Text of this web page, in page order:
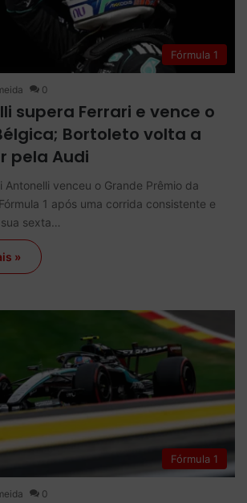
Fórmula 1
0
supera Ferrari e vence o
Bortoleto volta a
pela Audi
Antonelli venceu o Grande Prêmio da
1 após uma corrida consistente e
sexta…
»
Fórmula 1
0